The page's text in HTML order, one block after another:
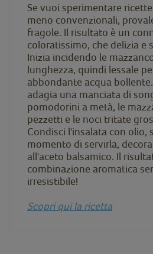
Se vuoi sperimentare
meno convenzionali,
fragole. Il risultato è un
coloratissimo, che delizia e
Inizia incidendo le
lunghezza, quindi lessale
abbondante acqua
adagia una manciata di
pomodorini a metà, le
pezzetti e le noci tritate
Condisci l'insalata con olio,
momento di servirla,
all'aceto balsamico. Il
combinazione aromatica
irresistibile!
Scopri qui la ricetta